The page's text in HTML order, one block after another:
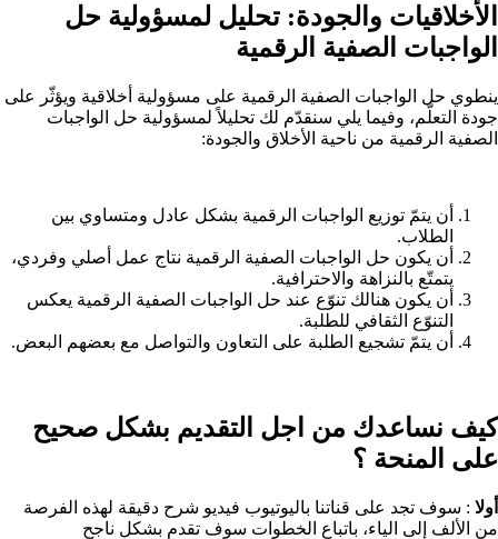
الأخلاقيات والجودة: تحليل لمسؤولية حل
الواجبات الصفية الرقمية
ينطوي حل الواجبات الصفية الرقمية على مسؤولية أخلاقية ويؤثّر على
جودة التعلّم، وفيما يلي سنقدّم لك تحليلاً لمسؤولية حل الواجبات
الصفية الرقمية من ناحية الأخلاق والجودة:
أن يتمّ توزيع الواجبات الرقمية بشكل عادل ومتساوي بين
الطلاب.
أن يكون حل الواجبات الصفية الرقمية نتاج عمل أصلي وفردي،
يتمتّع بالنزاهة والاحترافية.
أن يكون هنالك تنوّع عند حل الواجبات الصفية الرقمية يعكس
التنوّع الثقافي للطلبة.
أن يتمّ تشجيع الطلبة على التعاون والتواصل مع بعضهم البعض.
كيف نساعدك من اجل التقديم بشكل صحيح
على المنحة ؟​
أولا : سوف تجد على قناتنا باليوتيوب فيديو شرح دقيقة لهذه الفرصة
من الألف إلى الياء، باتباع الخطوات سوف تقدم بشكل ناجح